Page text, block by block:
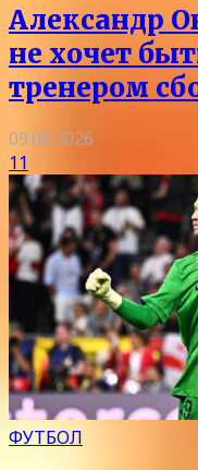
Александр
не хочет
тренером
09.08.2026
11
ФУТБОЛ